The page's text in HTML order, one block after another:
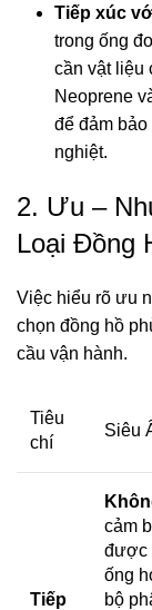
Tiếp xúc
trong ống
cần vật liệu
Neoprene
để đảm
nghiệt.
2. Ưu –
Loại Đồng
Việc hiểu rõ ưu
chọn đồng hồ
cầu vận hành.
Tiêu
chí
Siêu
Tiếp
cảm
được
ống
bộ